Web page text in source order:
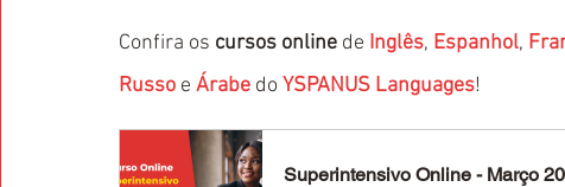
Confira os cursos online de Inglês, Espanhol,
Russo e Árabe do YSPANUS Languages!
Superintensivo Online - Março